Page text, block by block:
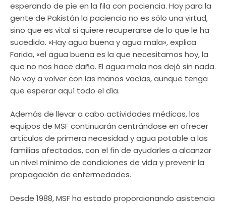
esperando de pie en la fila con paciencia. Hoy para la
gente de Pakistán la paciencia no es sólo una virtud,
sino que es vital si quiere recuperarse de lo que le ha
sucedido. «Hay agua buena y agua mala», explica
Farida, «el agua buena es la que necesitamos hoy, la
que no nos hace daño. El agua mala nos dejó sin nada.
No voy a volver con las manos vacías, aunque tenga
que esperar aquí todo el día.
Además de llevar a cabo actividades médicas, los
equipos de MSF continuarán centrándose en ofrecer
artículos de primera necesidad y agua potable a las
familias afectadas, con el fin de ayudarles a alcanzar
un nivel mínimo de condiciones de vida y prevenir la
propagación de enfermedades.
Desde 1988, MSF ha estado proporcionando asistencia